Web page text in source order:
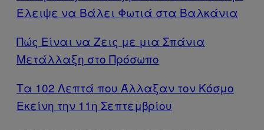
Έλειψε να Βάλει Φωτιά στα Βαλκάνια
Πώς Είναι να Ζεις με μια Σπάνια
Μετάλλαξη στο Πρόσωπο
Τα 102 Λεπτά που Άλλαξαν τον Κόσμο
Εκείνη την 11η Σεπτεμβρίου